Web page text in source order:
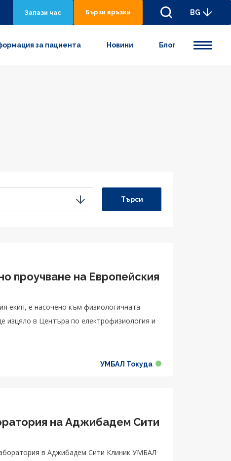
Запази час Бързи връзки BG
за пациента Новини Блог
Търси
проучване на Европейския
екип, е насочено към физиологичната
изцяло в Центъра по електрофизиология и
УМБАЛ Токуда
Сити
в Аджибадем Сити Клиник УМБАЛ